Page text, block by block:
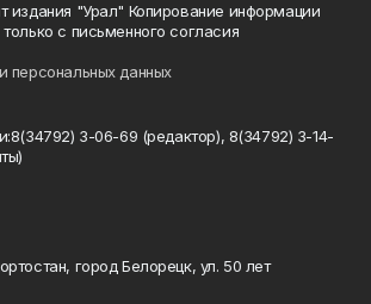
издания "Урал" Копирование информации
с письменного согласия
персональных данных
3-06-69 (редактор), 8(34792) 3-14-
город Белорецк, ул. 50 лет